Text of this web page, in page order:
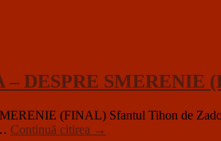
DESPRE SMERENIE
(FINAL) Sfantul Tihon de
Continuă citirea →